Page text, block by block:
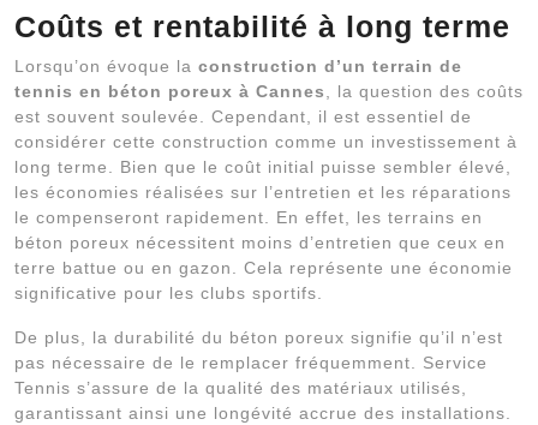
Coûts et rentabilité à long terme
Lorsqu’on évoque la construction d’un terrain de
tennis en béton poreux à Cannes, la question des coûts
est souvent soulevée. Cependant, il est essentiel de
considérer cette construction comme un investissement à
long terme. Bien que le coût initial puisse sembler élevé,
les économies réalisées sur l’entretien et les réparations
le compenseront rapidement. En effet, les terrains en
béton poreux nécessitent moins d’entretien que ceux en
terre battue ou en gazon. Cela représente une économie
significative pour les clubs sportifs.
De plus, la durabilité du béton poreux signifie qu’il n’est
pas nécessaire de le remplacer fréquemment. Service
Tennis s’assure de la qualité des matériaux utilisés,
garantissant ainsi une longévité accrue des installations.